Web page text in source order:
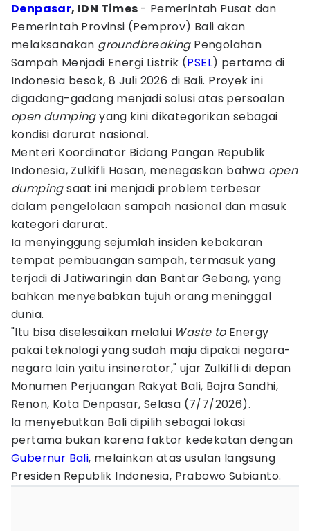
Denpasar, IDN Times - Pemerintah Pusat dan
Pemerintah Provinsi (Pemprov) Bali akan
melaksanakan groundbreaking Pengolahan
Sampah Menjadi Energi Listrik (PSEL) pertama di
Indonesia besok, 8 Juli 2026 di Bali. Proyek ini
digadang-gadang menjadi solusi atas persoalan
open dumpingyang kini dikategorikan sebagai
kondisi darurat nasional.
Menteri Koordinator Bidang Pangan Republik
Indonesia, Zulkifli Hasan, menegaskan bahwa open
dumpingsaat ini menjadi problem terbesar
dalam pengelolaan sampah nasional dan masuk
kategori darurat.
Ia menyinggung sejumlah insiden kebakaran
tempat pembuangan sampah, termasuk yang
terjadi di Jatiwaringin dan Bantar Gebang, yang
bahkan menyebabkan tujuh orang meninggal
dunia.
"Itu bisa diselesaikan melalui Waste to Energy
pakai teknologi yang sudah maju dipakai negara-
negara lain yaitu insinerator," ujar Zulkifli di depan
Monumen Perjuangan Rakyat Bali, Bajra Sandhi,
Renon, Kota Denpasar, Selasa (7/7/2026).
Ia menyebutkan Bali dipilih sebagai lokasi
pertama bukan karena faktor kedekatan dengan
Gubernur Bali, melainkan atas usulan langsung
Presiden Republik Indonesia, Prabowo Subianto.